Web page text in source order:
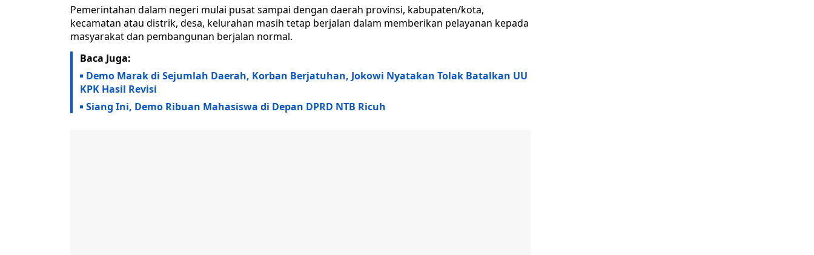
Pemerintahan dalam negeri mulai pusat sampai dengan daerah provinsi, kabupaten/kota,
kecamatan atau distrik, desa, kelurahan masih tetap berjalan dalam memberikan pelayanan kepada
masyarakat dan pembangunan berjalan normal.
Baca Juga:
Demo Marak di Sejumlah Daerah, Korban Berjatuhan, Jokowi Nyatakan Tolak Batalkan UU
KPK Hasil Revisi
Siang Ini, Demo Ribuan Mahasiswa di Depan DPRD NTB Ricuh